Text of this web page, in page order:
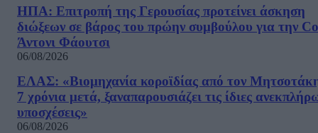
ΗΠΑ: Επιτροπή της Γερουσίας προτείνει άσκηση
διώξεων σε βάρος του πρώην συμβούλου για την
Άντονι Φάουτσι
06/08/2026
ΕΛΑΣ: «Βιομηχανία κοροϊδίας από τον
7 χρόνια μετά, ξαναπαρουσιάζει τις ίδιες
υποσχέσεις»
06/08/2026